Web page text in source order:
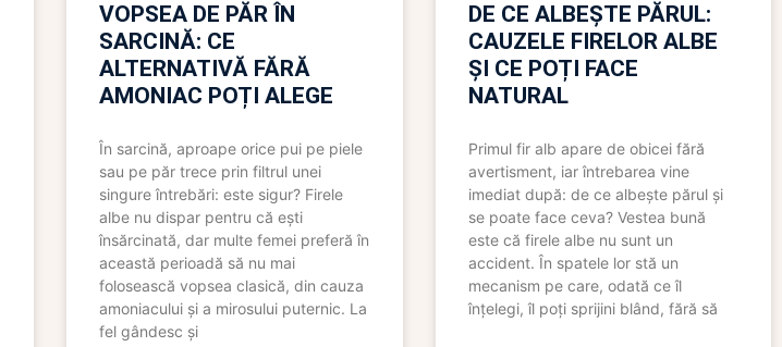
VOPSEA DE PĂR ÎN
SARCINĂ: CE
ALTERNATIVĂ FĂRĂ
AMONIAC POȚI ALEGE
În sarcină, aproape orice pui pe piele
sau pe păr trece prin filtrul unei
singure întrebări: este sigur? Firele
albe nu dispar pentru că ești
însărcinată, dar multe femei preferă în
această perioadă să nu mai
folosească vopsea clasică, din cauza
amoniacului și a mirosului puternic. La
fel gândesc și
DE CE ALBEȘTE PĂRUL:
CAUZELE FIRELOR ALBE
ȘI CE POȚI FACE
NATURAL
Primul fir alb apare de obicei fără
avertisment, iar întrebarea vine
imediat după: de ce albește părul și
se poate face ceva? Vestea bună
este că firele albe nu sunt un
accident. În spatele lor stă un
mecanism pe care, odată ce îl
înțelegi, îl poți sprijini blând, fără să